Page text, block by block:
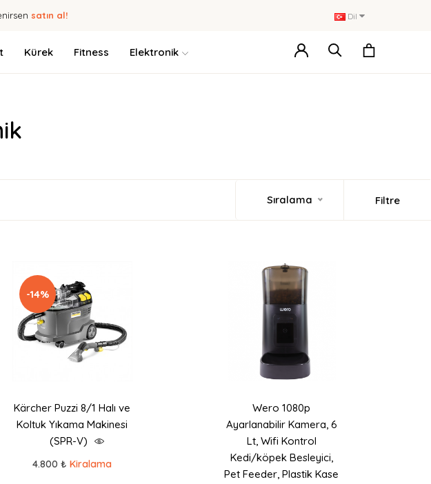
Dil
satın al!
Kürek Fitness Elektronik
Sıralama Filtre
-14%
Kärcher Puzzi 8/1 Halı ve
Koltuk Yıkama Makinesi
(SPR-V)
4.800 ₺Kiralama
Wero 1080p
Ayarlanabilir Kamera, 6
Lt, Wifi Kontrol
Kedi/köpek Besleyici,
Pet Feeder, Plastik Kase